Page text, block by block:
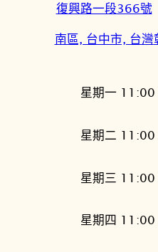
復興路一段366號
南區, 台中市, 台灣
星期一
星期二
星期三
星期四